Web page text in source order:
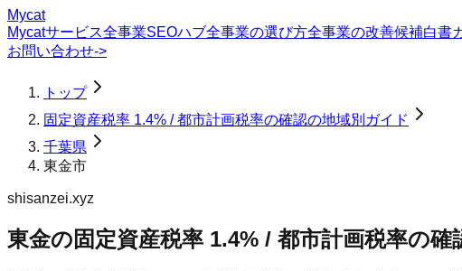
Mycat
Mycatサービス全事業SEOハブ全事業の選び方全事業の改善候補白書
お問い合わせ->
トップ
固定資産税率 1.4% / 都市計画税率の確認の地域別ガイド
千葉県
東金市
shisanzei.xyz
東金の固定資産税率 1.4% / 都市計画税率の確